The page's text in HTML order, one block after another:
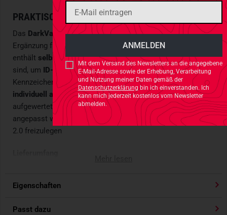
Mit dem Versand des Newsletters an die angegebene
E-Mail-Adresse sowie der Erhebung, Verarbeitung
und Nutzung meiner Daten gemäß der
Datenschutzerklärungbin ich einverstanden. Ich
kann mich jederzeit kostenlos vom Newsletter
abmelden.
PRAKTISCHE ERWEITERUNG
Das DarkVault 2.0 Accessory Pakist eine clevere
Ergänzung für den Thyrm DarkVault 2.0 Regular. Das Set
enthält selbstklebende Flauschflächen, die perfekt geeignet
sind, um ID-Tags, Morale Patchesoder andere markante
Kennzeichen sicher zu befestigen. So kann der DarkVault
individuell ausgestattet und optisch sowie funktional
aufgewertet werden. Daskleinere Flauschstückkann
angepasst werden, um das Fenster des DarkVault Comms
2.0 freizulegen
Eigenschaften
Passt dazu